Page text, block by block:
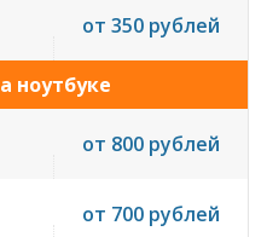
от 350 рублей
ноутбуке
от 800 рублей
от 700 рублей